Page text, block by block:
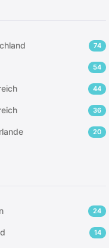
74
54
44
36
20
24
14